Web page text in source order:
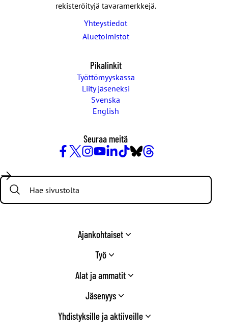
rekisteröityjä tavaramerkkejä.
Yhteystiedot
Aluetoimistot
Pikalinkit
Työttömyyskassa
Liity jäseneksi
Svenska
English
Seuraa meitä
/
Twitter
Search:
Ajankohtaiset
Työ
Alat ja ammatit
Jäsenyys
Yhdistyksille ja aktiiveille